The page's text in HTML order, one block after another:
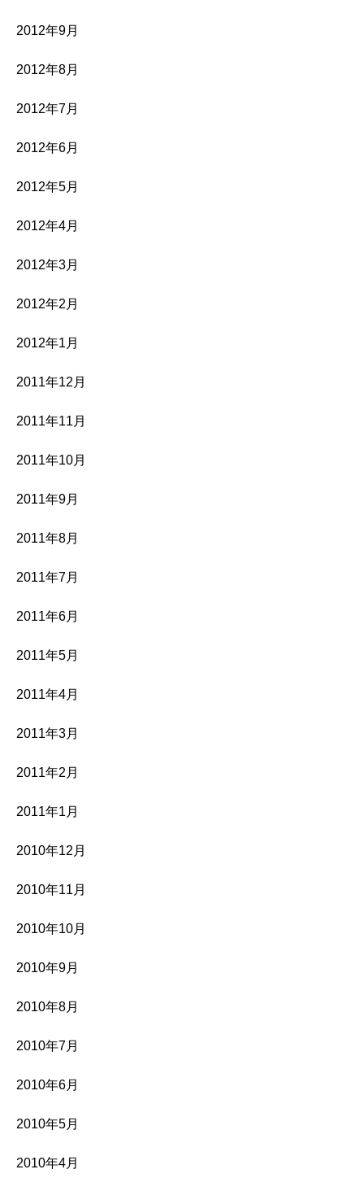
2012年9月
2012年8月
2012年7月
2012年6月
2012年5月
2012年4月
2012年3月
2012年2月
2012年1月
2011年12月
2011年11月
2011年10月
2011年9月
2011年8月
2011年7月
2011年6月
2011年5月
2011年4月
2011年3月
2011年2月
2011年1月
2010年12月
2010年11月
2010年10月
2010年9月
2010年8月
2010年7月
2010年6月
2010年5月
2010年4月